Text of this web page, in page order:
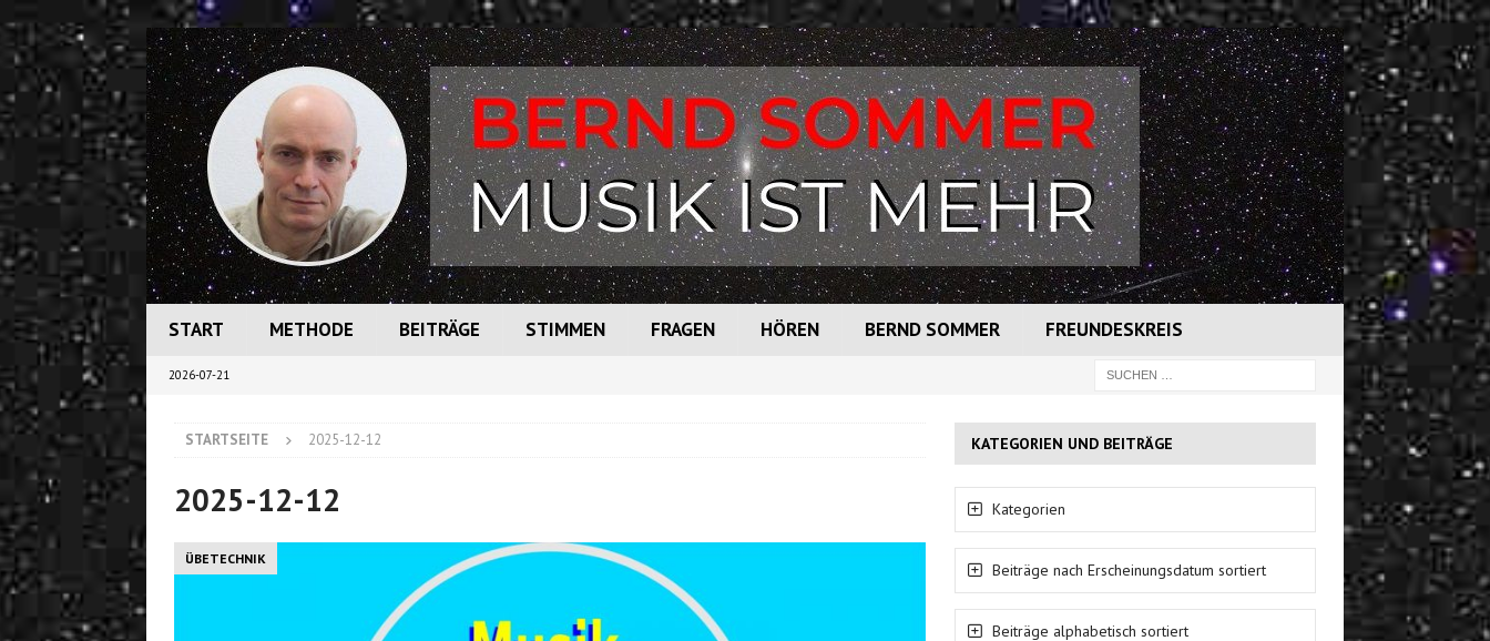
START METHODE BEITRÄGE STIMMEN FRAGEN HÖREN BERND SOMMER FREUNDESKREIS
2026-07-21
STARTSEITE 2025-12-12
2025-12-12
ÜBETECHNIK
KATEGORIEN UND BEITRÄGE
Kategorien
Beiträge nach Erscheinungsdatum sortiert
Beiträge alphabetisch sortiert